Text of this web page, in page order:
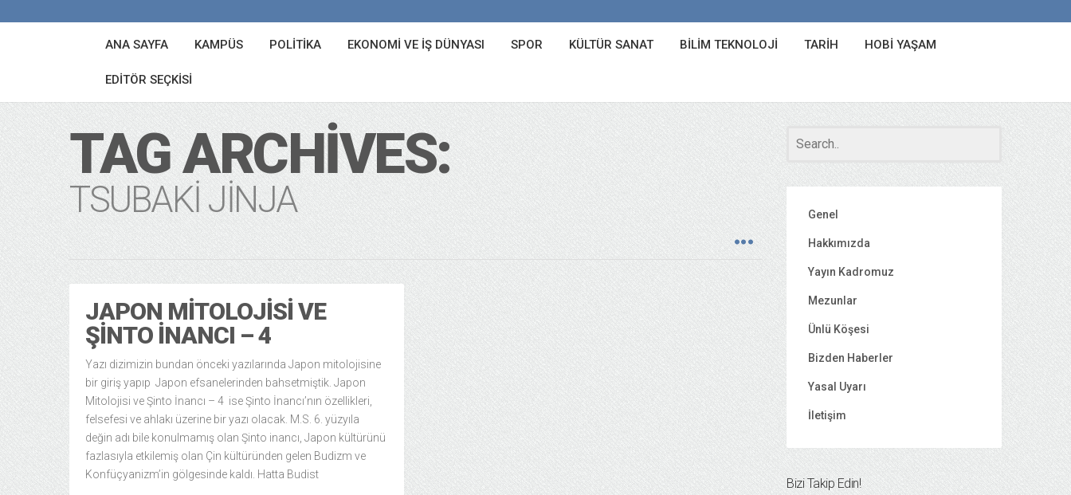
ANA SAYFA KAMPÜS POLITIKA EKONOMI VE İŞ DÜNYASI SPOR KÜLTÜR SANAT BILIM TEKNOLOJI TARIH HOBI YAŞAM
EDITÖR SEÇKISI
TAG ARCHIVES:
TSUBAKI JINJA
JAPON MITOLOJISI VE
ŞINTO İNANCI – 4
Yazı dizimizin bundan önceki yazılarında Japon mitolojisine
bir giriş yapıp Japon efsanelerinden bahsetmiştik. Japon
Mitolojisi ve Şinto İnancı – 4 ise Şinto İnancı’nın özellikleri,
felsefesi ve ahlakı üzerine bir yazı olacak. M.S. 6. yüzyıla
değin adı bile konulmamış olan Şinto inancı, Japon kültürünü
fazlasıyla etkilemiş olan Çin kültüründen gelen Budizm ve
Konfüçyanizm’in gölgesinde kaldı. Hatta Budist
Genel
Hakkımızda
Yayın Kadromuz
Mezunlar
Ünlü Köşesi
Bizden Haberler
Yasal Uyarı
İletişim
Bizi Takip Edin!